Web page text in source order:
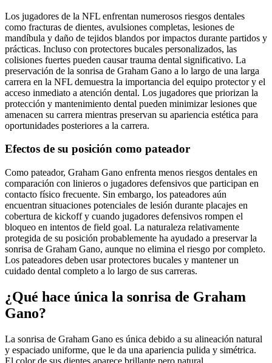
Los jugadores de la NFL enfrentan numerosos riesgos dentales
como fracturas de dientes, avulsiones completas, lesiones de
mandíbula y daño de tejidos blandos por impactos durante partidos y
prácticas. Incluso con protectores bucales personalizados, las
colisiones fuertes pueden causar trauma dental significativo. La
preservación de la sonrisa de Graham Gano a lo largo de una larga
carrera en la NFL demuestra la importancia del equipo protector y el
acceso inmediato a atención dental. Los jugadores que priorizan la
protección y mantenimiento dental pueden minimizar lesiones que
amenacen su carrera mientras preservan su apariencia estética para
oportunidades posteriores a la carrera.
Efectos de su posición como pateador
Como pateador, Graham Gano enfrenta menos riesgos dentales en
comparación con linieros o jugadores defensivos que participan en
contacto físico frecuente. Sin embargo, los pateadores aún
encuentran situaciones potenciales de lesión durante placajes en
cobertura de kickoff y cuando jugadores defensivos rompen el
bloqueo en intentos de field goal. La naturaleza relativamente
protegida de su posición probablemente ha ayudado a preservar la
sonrisa de Graham Gano, aunque no elimina el riesgo por completo.
Los pateadores deben usar protectores bucales y mantener un
cuidado dental completo a lo largo de sus carreras.
¿Qué hace única la sonrisa de Graham
Gano?
La sonrisa de Graham Gano es única debido a su alineación natural
y espaciado uniforme, que le da una apariencia pulida y simétrica.
El color de sus dientes aparece brillante pero natural,